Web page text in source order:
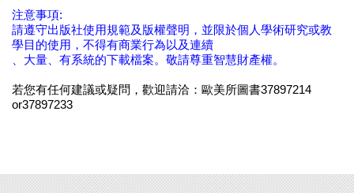
注意事項:
請遵守出版社使用規範及版權聲明，並限於個人學術研究或教
學目的使用，不得有商業行為以及連續
、大量、有系統的下載檔案。敬請尊重智慧財產權。
若您有任何建議或疑問，歡迎請洽：歐美所圖書37897214
or37897233